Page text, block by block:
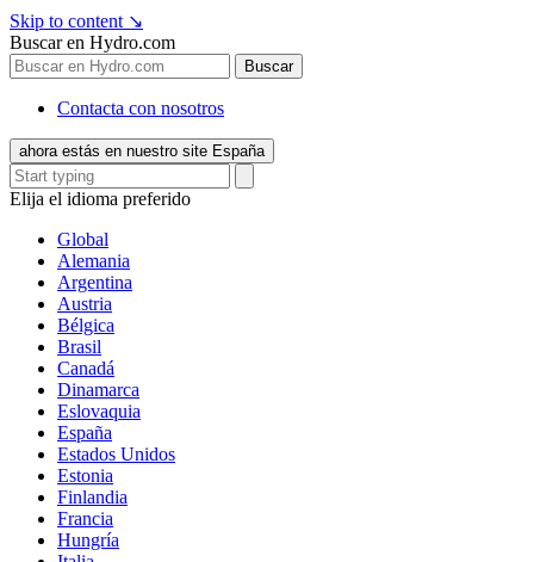
Skip to content ↘
Buscar en Hydro.com
Buscar
Contacta con nosotros
ahora estás en nuestro site España
Elija el idioma preferido
Global
Alemania
Argentina
Austria
Bélgica
Brasil
Canadá
Dinamarca
Eslovaquia
España
Estados Unidos
Estonia
Finlandia
Francia
Hungría